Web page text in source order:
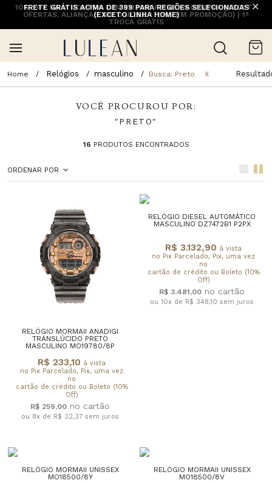
10% OFF NA 1ª COMPRA COM CUPOM PRIMEIRACOMPRA (EXCETO
OFERTAS, ALIANÇAS, RELÓGIOS E ITENS EM PROMOÇÃO) | 1ª
TROCA GRÁTIS
FRETE GRÁTIS ACIMA DE 399 PARA REGIÕES SELECIONADAS
(EXCETO LINHA HOME)
Relógios masculino Busca: Preto X
VOCÊ PROCUROU POR:
"PRETO"
16 PRODUTOS ENCONTRADOS
ORDENAR POR
RELÓGIO MORMAII ANADIGI
TRANSLÚCIDO PRETO
MASCULINO MO19780/8P
R$ 233,10 à vista
no Pix Parcelado, Pix, uma vez
no
cartão de crédito ou Boleto (10%
Off)
R$ 259,00
ou 8x de R$ 32,37 sem juros
RELÓGIO DIESEL AUTOMÁTICO
MASCULINO DZ7472B1 P2PX
R$ 3.132,90 à vista
no Pix Parcelado, Pix, uma vez
no
cartão de crédito ou Boleto (10%
Off)
R$ 3.481,00
ou 10x de R$ 348,10 sem juros
RELÓGIO MORMAII UNISSEX
MO18500/8Y
RELÓGIO MORMAII UNISSEX
MO18500/8V